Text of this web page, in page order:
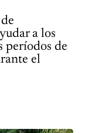
a los
períodos de
el